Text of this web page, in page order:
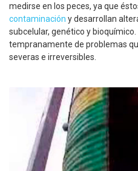
medirse en los peces, ya que
contaminación y desarrollan
subcelular, genético y
tempranamente de problemas
severas e irreversibles.